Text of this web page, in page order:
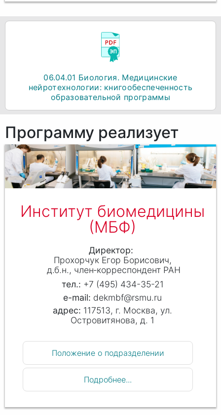
06.04.01 Биология. Медицинские
нейротехнологии: книгообеспеченность
образовательной программы
Программу реализует
Институт биомедицины
(МБФ)
Директор
Прохорчук Егор Борисович
д.б.н., член‑корреспондент РАН
+7 (495) 434-35-21
dekmbf@rsmu.ru
117513, г. Москва, ул.
Островитянова, д. 1
Положение о подразделении
Подробнее...